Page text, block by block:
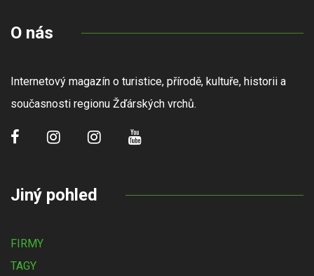
O nás
Internetový magazín o turistice, přírodě, kultuře, historii a
současnosti regionu Žďárských vrchů.
Jiný pohled
FIRMY
TAGY